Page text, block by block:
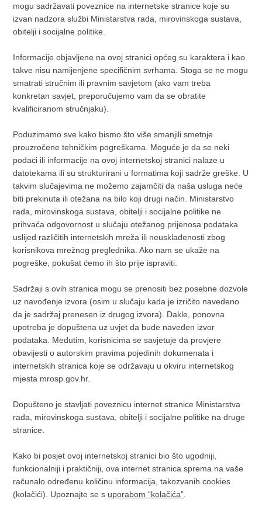
mogu sadržavati poveznice na internetske stranice koje su
izvan nadzora službi Ministarstva rada, mirovinskoga sustava,
obitelji i socijalne politike.
Informacije objavljene na ovoj stranici općeg su karaktera i kao
takve nisu namijenjene specifičnim svrhama. Stoga se ne mogu
smatrati stručnim ili pravnim savjetom (ako vam treba
konkretan savjet, preporučujemo vam da se obratite
kvalificiranom stručnjaku).
Poduzimamo sve kako bismo što više smanjili smetnje
prouzročene tehničkim pogreškama. Moguće je da se neki
podaci ili informacije na ovoj internetskoj stranici nalaze u
datotekama ili su strukturirani u formatima koji sadrže greške. U
takvim slučajevima ne možemo zajamčiti da naša usluga neće
biti prekinuta ili otežana na bilo koji drugi način. Ministarstvo
rada, mirovinskoga sustava, obitelji i socijalne politike ne
prihvaća odgovornost u slučaju otežanog prijenosa podataka
uslijed različitih internetskih mreža ili neusklađenosti zbog
korisnikova mrežnog preglednika. Ako nam se ukaže na
pogreške, pokušat ćemo ih što prije ispraviti.
Sadržaji s ovih stranica mogu se prenositi bez posebne dozvole
uz navođenje izvora (osim u slučaju kada je izričito navedeno
da je sadržaj prenesen iz drugog izvora). Dakle, ponovna
upotreba je dopuštena uz uvjet da bude naveden izvor
podataka. Međutim, korisnicima se savjetuje da provjere
obavijesti o autorskim pravima pojedinih dokumenata i
internetskih stranica koje se održavaju u okviru internetskog
mjesta mrosp.gov.hr.
Dopušteno je stavljati poveznicu internet stranice Ministarstva
rada, mirovinskoga sustava, obitelji i socijalne politike na druge
stranice.
Kako bi posjet ovoj internetskoj stranici bio što ugodniji,
funkcionalniji i praktičniji, ova internet stranica sprema na vaše
računalo određenu količinu informacija, takozvanih cookies
(kolačići). Upoznajte se s uporabom “kolačića”